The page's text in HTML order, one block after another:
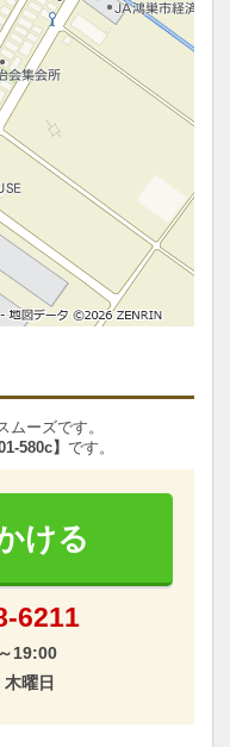
ーズです。
580c】 です。
ける
6211
19:00
曜日